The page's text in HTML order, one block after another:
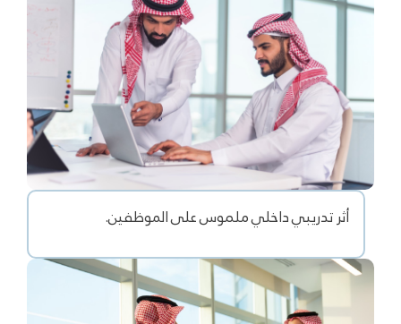
أثر تدريبي داخلي ملموس على الموظفين.